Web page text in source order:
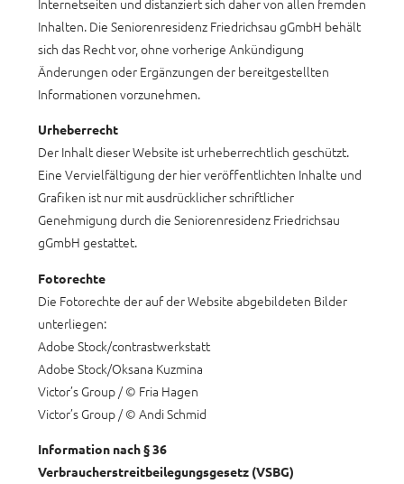
Inhalten. Die Seniorenresidenz Friedrichsau gGmbH behält
sich das Recht vor, ohne vorherige Ankündigung
Änderungen oder Ergänzungen der bereitgestellten
Informationen vorzunehmen.
Urheberrecht
Der Inhalt dieser Website ist urheberrechtlich geschützt.
Eine Vervielfältigung der hier veröffentlichten Inhalte und
Grafiken ist nur mit ausdrücklicher schriftlicher
Genehmigung durch die Seniorenresidenz Friedrichsau
gGmbH gestattet.
Fotorechte
Die Fotorechte der auf der Website abgebildeten Bilder
unterliegen:
Adobe Stock/contrastwerkstatt
Adobe Stock/Oksana Kuzmina
Victor’s Group / © Fria Hagen
Victor’s Group / © Andi Schmid
Information nach § 36
Verbraucherstreitbeilegungsgesetz (VSBG)